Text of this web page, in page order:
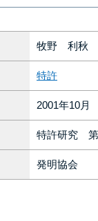
牧野 利
特許
2001年10月
特許研究
発明協会